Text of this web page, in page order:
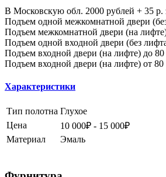
В Московскую обл. 2000 рублей + 35
Подъем одной межкомнатной двери
Подъем межкомнатной двери (на
Подъем одной входной двери (без
Подъем входной двери (на лифте) до 80
Подъем входной двери (на лифте) от 80
Характеристики
Тип полотна Глухое
Цена
10 000₽ - 15 000₽
Материал
Эмаль